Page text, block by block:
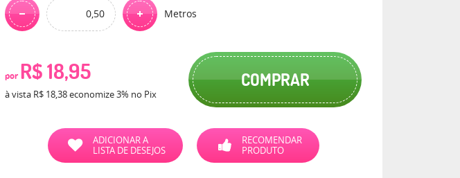
Metros
por R$ 18,95
à vista R$ 18,38economize3% no Pix
COMPRAR
ADICIONAR A
LISTA DE DESEJOS
RECOMENDAR
PRODUTO